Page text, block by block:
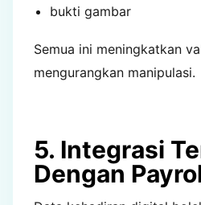
bukti gambar
Semua ini meningkatkan
mengurangkan manipulasi.
5. Integrasi
Dengan